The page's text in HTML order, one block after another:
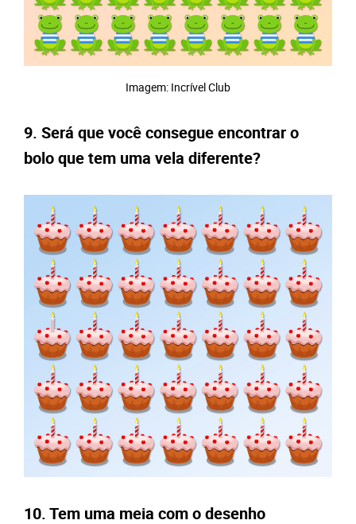
Imagem: Incrível Club
9. Será que você consegue encontrar o
bolo que tem uma vela diferente?
10. Tem uma meia com o desenho